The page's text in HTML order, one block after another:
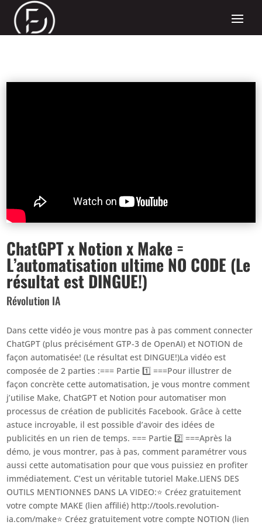
ChatGPT x Notion x Make =
L’automatisation ultime NO CODE (Le
résultat est DINGUE!)
Révolution IA
Dans cette vidéo je vous montre pas à pas comment connecter
ChatGPT (plus précisément GTP-3 de OpenAI) et NOTION de
façon automatisée! (Le résultat est DINGUE!)La vidéo est
composée de 2 parties :=== Partie 1️⃣ ===Pour illustrer de
façon concrète cette automatisation, je vous montre comment
j’utilise Make, ChatGPT et Notion pour automatiser mon
processus de création de publicités Facebook. Grâce à cette
astuce incroyable, il est possible d’avoir des idées de
publicités en un rien de temps. === Partie 2️⃣ ===Après la
démo, je vous montrer, pas à pas, comment paramétrer vous
aussi cette automatisation pour que vous puissiez en profiter
immédiatement. C’est un véritable tutoriel Make.LIENS DES
OUTILS MENTIONNES DANS LA VIDEO:⭐ Créez gratuitement
votre compte MAKE (lien affilié) http://tools.revolution-
ia.com/make⭐ Créez gratuitement votre compte NOTION (lien